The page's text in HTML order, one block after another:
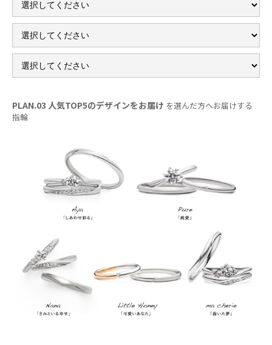
PLAN.03 人気TOP5のデザインをお届け を選んだ方へお届けする
指輪